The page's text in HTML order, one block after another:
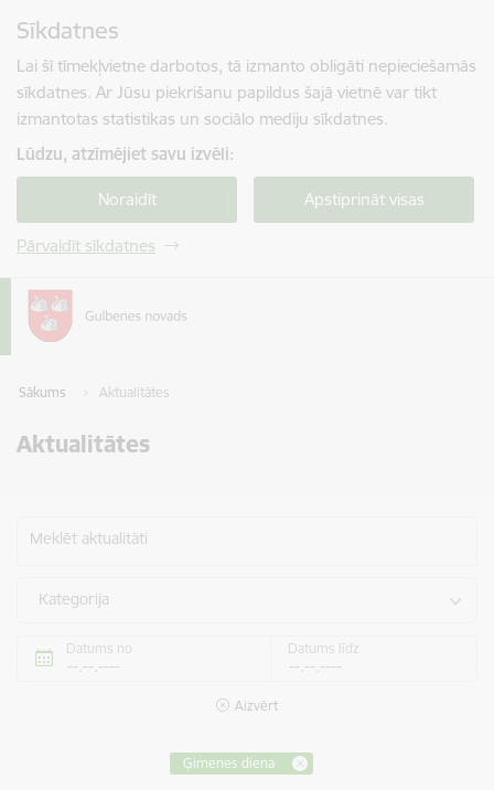
Sīkdatnes
Lai šī tīmekļvietne darbotos, tā izmanto obligāti nepieciešamās
sīkdatnes. Ar Jūsu piekrišanu papildus šajā vietnē var tikt
izmantotas statistikas un sociālo mediju sīkdatnes.
Lūdzu, atzīmējiet savu izvēli:
Noraidīt Apstiprināt visas
Pārvaldīt sīkdatnes
Sākums Aktualitātes
Aktualitātes
Meklēt aktualitāti
Kategorija
Datums no Datums līdz
Aizvērt
Ģimenes diena